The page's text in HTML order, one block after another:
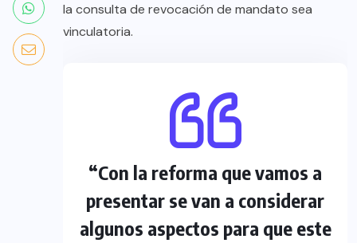
la consulta de revocación de mandato sea
vinculatoria.
“Con la reforma que vamos a
presentar se van a considerar
algunos aspectos para que este